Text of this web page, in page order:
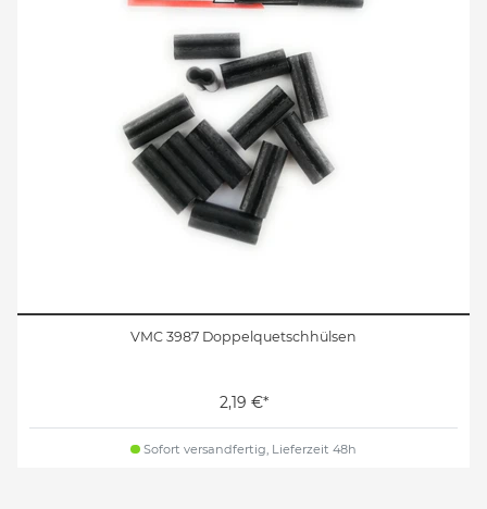
VMC 3987 Doppelquetschhülsen
2,19 €*
Sofort versandfertig, Lieferzeit 48h